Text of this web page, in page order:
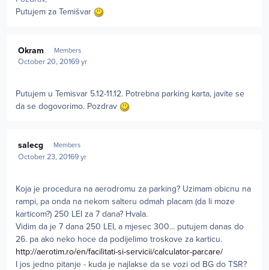
Putujem za Temišvar
Okram Members
October 20, 20169 yr
Putujem u Temisvar 5.12-11.12. Potrebna parking karta, javite se
da se dogovorimo. Pozdrav
salecg Members
October 23, 20169 yr
Koja je procedura na aerodromu za parking? Uzimam obicnu na
rampi, pa onda na nekom salteru odmah placam (da li moze
karticom?) 250 LEI za 7 dana? Hvala.
Vidim da je 7 dana 250 LEI, a mjesec 300... putujem danas do
26. pa ako neko hoce da podijelimo troskove za karticu.
http://aerotim.ro/en/facilitati-si-servicii/calculator-parcare/
I jos jedno pitanje - kuda je najlakse da se vozi od BG do TSR?